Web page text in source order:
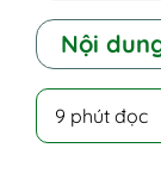
Nội
II -
9 phút đọc